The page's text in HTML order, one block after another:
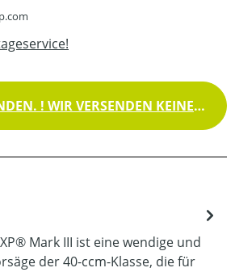
NACHRICHT SENDEN. ! WIR VERSENDEN KEINE WAREN !
Mark III ist eine wendige und
der 40-ccm-Klasse, die für